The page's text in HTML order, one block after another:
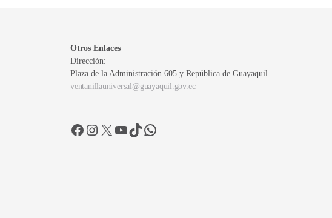
Otros Enlaces
Dirección:
Plaza de la Administración 605 y República de Guayaquil
ventanillauniversal@guayaquil.gov.ec
FacebookInstagram
X YouTube
TikTokWhatsApp